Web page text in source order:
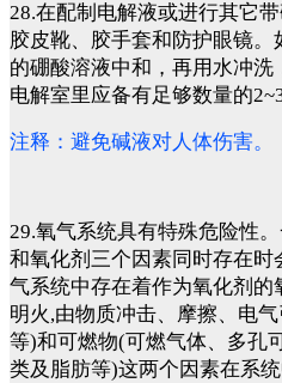
28.在配制电解液或进行其它
胶皮靴、胶手套和防护眼镜
的硼酸溶液中和，再用水冲洗
电解室里应备有足够数量的
注释：避免碱液对人体伤害。
29.氧气系统具有特殊危险性
和氧化剂三个因素同时存在
气系统中存在着作为氧化剂
明火,由物质冲击、摩擦、电
等)和可燃物(可燃气体、多孔
类及脂肪等)这两个因素在系